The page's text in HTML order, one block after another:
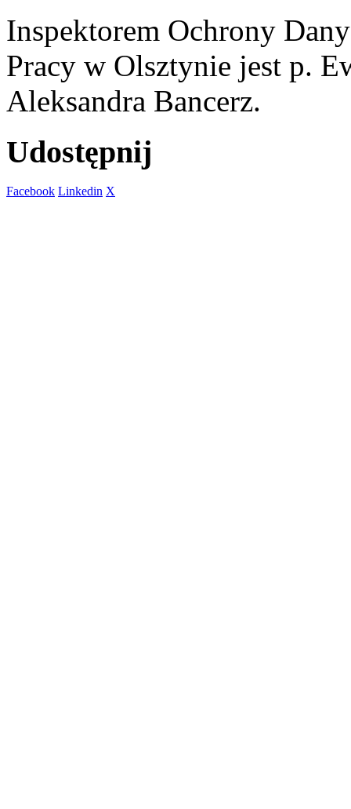
Inspektorem Ochrony
Pracy w Olsztynie jest p.
Aleksandra Bancerz.
Udostępnij
Facebook Linkedin X